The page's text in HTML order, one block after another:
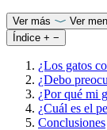
Ver más
Ver
Índice + −
¿Los gatos
¿Debo
¿Por qué mi
¿Cuál es el
Conclusiones